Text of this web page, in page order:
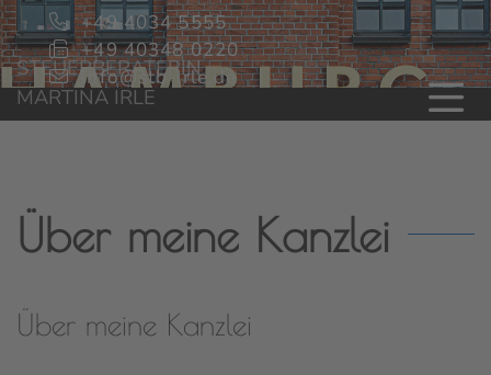
+49 4034 5555
+49 40348 0220
info@stb-irle.de
STEUERBERATERIN
MARTINA IRLE
Über meine Kanzlei
Über meine Kanzlei